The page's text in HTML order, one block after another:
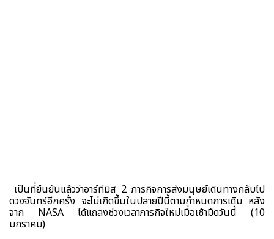
เป็นที่ยืนยันแล้วว่าอาร์ทีมิส 2 ภารกิจการส่งมนุษย์เดินทางกลับไป
ดวงจันทร์อีกครั้ง จะไม่เกิดขึ้นในปลายปีนี้ตามกำหนดการเดิม หลัง
จาก NASA ได้แถลงช่วงเวลาภารกิจใหม่เมื่อเช้ามืดวันนี้ (10
มกราคม)